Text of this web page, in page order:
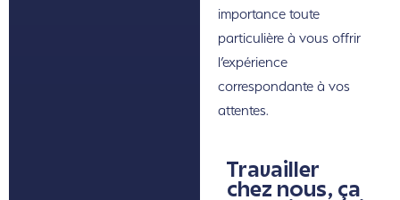
importance toute
particulière à vous offrir
l’expérience
correspondante à vos
attentes.
Travailler
chez nous, ça